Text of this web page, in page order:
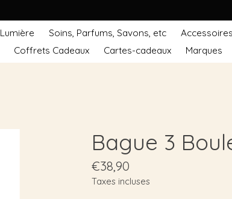
Lumière Soins, Parfums, Savons, etc
Coffrets Cadeaux Cartes-cadeaux Marques
Bague 3
€38,90
Taxes incluses